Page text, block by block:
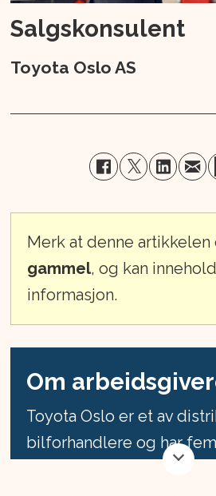
Salgskonsulent
Toyota Oslo AS
Merk at denne artikkelen
gammel, og kan
informasjon.
Om
Toyota Oslo er et av
bilforhandlere og har